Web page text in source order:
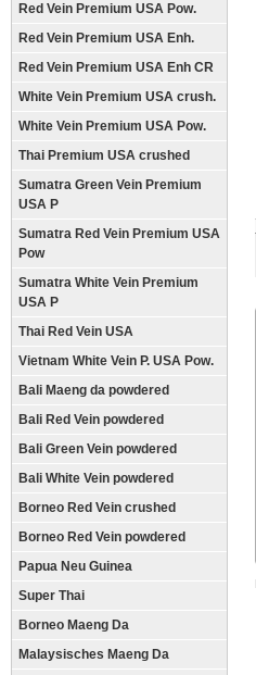
Red Vein Premium USA Pow.
Red Vein Premium USA Enh.
Red Vein Premium USA Enh CR
White Vein Premium USA crush.
White Vein Premium USA Pow.
Thai Premium USA crushed
Sumatra Green Vein Premium
USA P
Sumatra Red Vein Premium USA
Pow
Sumatra White Vein Premium
USA P
Thai Red Vein USA
Vietnam White Vein P. USA Pow.
Bali Maeng da powdered
Bali Red Vein powdered
Bali Green Vein powdered
Bali White Vein powdered
Borneo Red Vein crushed
Borneo Red Vein powdered
Papua Neu Guinea
Super Thai
Borneo Maeng Da
Malaysisches Maeng Da